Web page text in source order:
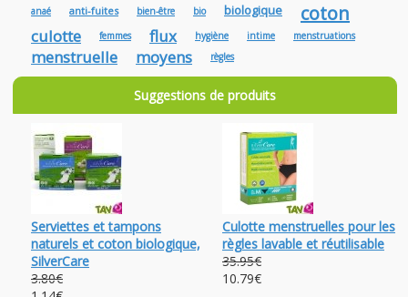
anaé anti-fuites bien-être bio biologique coton
culotte femmes flux hygiène intime menstruations
menstruelle moyens règles
Suggestions de produits
Serviettes et tampons
naturels et coton biologique,
SilverCare
3.80€
Culotte menstruelles pour les
règles lavable et réutilisable
35.95€
10.79€